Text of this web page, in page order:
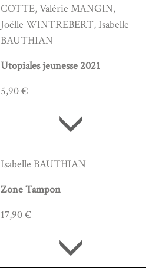
COTTE, Valérie MANGIN,
Joëlle WINTREBERT, Isabelle
BAUTHIAN
Utopiales jeunesse 2021
5,90 €
Isabelle BAUTHIAN
Zone Tampon
17,90 €